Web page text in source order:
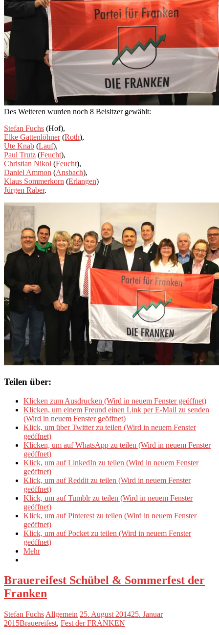
Des Weiteren wurden noch 8 Beisitzer gewählt:
Stefan Fuchs (Hof),
Elke Gattenlöhner(Roth),
Ute Knab (Lauf),
Paul Trutz (Feucht),
Christian Nikol (Feucht),
Daniel Ammon (Ansbach),
Klaus Sommerkorn (Erlangen)
Jürgen Raber.
Teilen über:
Klicken zum Ausdrucken (Wird in neuem Fenster geöffnet)
Klicken, um einem Freund einen Link per E-Mail zu senden
(Wird in neuem Fenster geöffnet)
Klick, um über Twitter zu teilen (Wird in neuem Fenster
geöffnet)
Klicken, um auf WhatsApp zu teilen (Wird in neuem Fenster
geöffnet)
Klick, um auf LinkedIn zu teilen (Wird in neuem Fenster
geöffnet)
Klick, um auf Reddit zu teilen (Wird in neuem Fenster
geöffnet)
Klick, um auf Tumblr zu teilen (Wird in neuem Fenster
geöffnet)
Klick, um auf Pinterest zu teilen (Wird in neuem Fenster
geöffnet)
Klick, um auf Pocket zu teilen (Wird in neuem Fenster
geöffnet)
Mehr
Brauereifest Schübel & Sommerfest der
Franken
Stefan Fuchs Allgemein 25. August 201425. Januar
2015Brauereifest, Fest der FRANKEN